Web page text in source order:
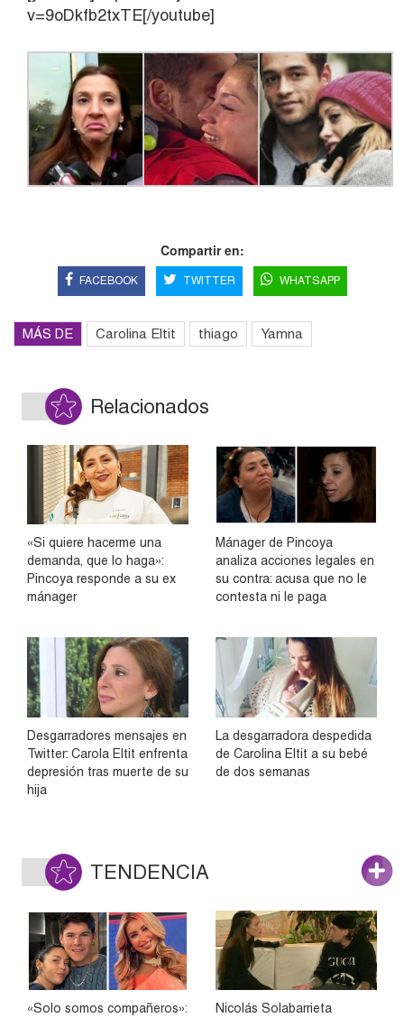
v=9oDkfb2txTE[/youtube]
Compartir en:
FACEBOOK TWITTER WHATSAPP
MÁS DE Carolina Eltit thiago Yamna
Relacionados
«Si quiere hacerme una
demanda, que lo haga»:
Pincoya responde a su ex
mánager
Mánager de Pincoya
analiza acciones legales en
su contra: acusa que no le
contesta ni le paga
Desgarradores mensajes en
Twitter: Carola Eltit enfrenta
depresión tras muerte de su
hija
La desgarradora despedida
de Carolina Eltit a su bebé
de dos semanas
TENDENCIA
«Solo somos compañeros»: Nicolás Solabarrieta